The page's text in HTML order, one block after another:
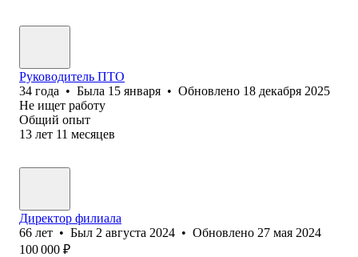
Руководитель ПТО
34 года • Была 15 января • Обновлено 18 декабря 2025
Не ищет работу
Общий опыт
13 лет 11 месяцев
Директор филиала
66 лет • Был 2 августа 2024 • Обновлено 27 мая 2024
100 000 ₽